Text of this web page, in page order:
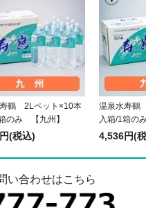
鶴 2Lペット×10本
のみ 【九州】
(税込)
温泉水寿鶴
入箱/1箱の
4,536円(
い合わせはこちら